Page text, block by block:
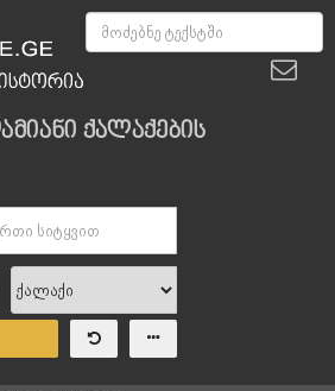
ქალაქების